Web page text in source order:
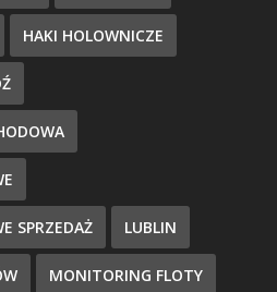
HAKI HOLOWNICZE
SPRZEDAŻ LUBLIN
MONITORING FLOTY